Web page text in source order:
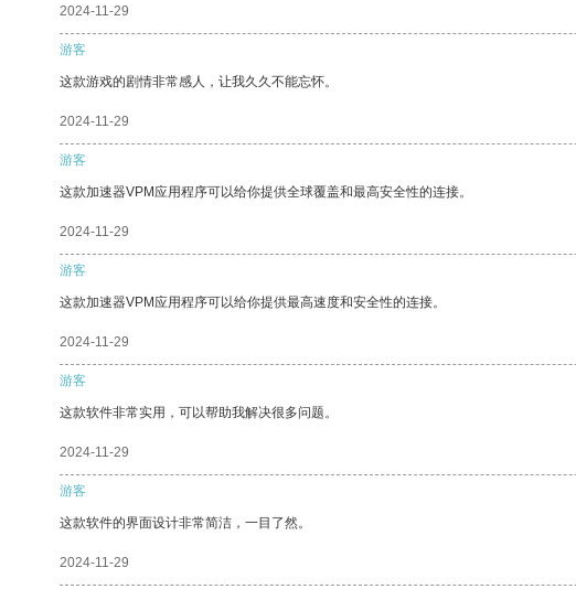
2024-11-29
游客
这款游戏的剧情非常感人，让我久久不能忘怀。
2024-11-29
游客
这款加速器VPM应用程序可以给你提供全球覆盖和最高安全性的连接。
2024-11-29
游客
这款加速器VPM应用程序可以给你提供最高速度和安全性的连接。
2024-11-29
游客
这款软件非常实用，可以帮助我解决很多问题。
2024-11-29
游客
这款软件的界面设计非常简洁，一目了然。
2024-11-29